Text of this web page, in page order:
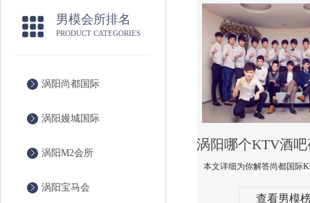
男模会所排名
PRODUCT CATEGORIES
涡阳尚都国际
涡阳嫚城国际
涡阳M2会所
涡阳宝马会
查看男模